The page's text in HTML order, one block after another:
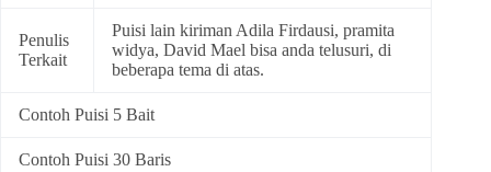
Penulis
Terkait
Puisi lain kiriman Adila Firdausi, pramita
widya, David Mael bisa anda telusuri, di
beberapa tema di atas.
Contoh Puisi 5 Bait
Contoh Puisi 30 Baris